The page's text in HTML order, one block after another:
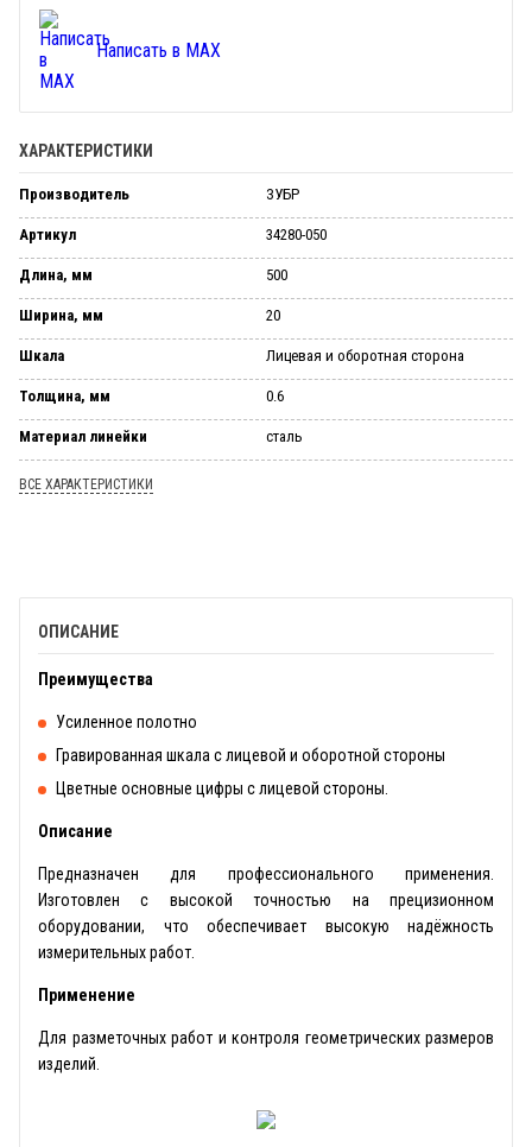
Написать в MAX
ХАРАКТЕРИСТИКИ
Производитель ЗУБР
Артикул 34280-050
Длина, мм 500
Ширина, мм 20
Шкала Лицевая и оборотная сторона
Толщина, мм 0.6
Материал линейки сталь
ВСЕ ХАРАКТЕРИСТИКИ
ОПИСАНИЕ
Преимущества
Усиленное полотно
Гравированная шкала с лицевой и оборотной стороны
Цветные основные цифры с лицевой стороны.
Описание
Предназначен для профессионального применения.
Изготовлен с высокой точностью на прецизионном
оборудовании, что обеспечивает высокую надёжность
измерительных работ.
Применение
Для разметочных работ и контроля геометрических размеров
изделий.